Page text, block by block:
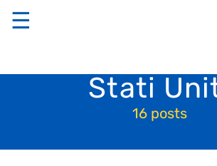
☰
Stati
16 posts